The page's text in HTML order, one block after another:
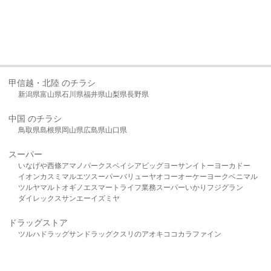
甲信越・北陸 のチラシ
新潟県富山県石川県福井県山梨県長野県
中国 のチラシ
鳥取県島根県岡山県広島県山口県
スーパー
いなげや西條アマノパークスベイシア ビッグヨーサンイトーヨーカドー
イオンカスミ マルエツスーパーバリューヤオコーオーケー ヨークベニマル
ツルヤマルト オギノ エスマート ライフ業務スーパーいかり フジグラン
ダイレックスサンエーイズミヤ
ドラッグストア
ツルハドラッグサンドラッグクスリのアオキ ココカラファイン